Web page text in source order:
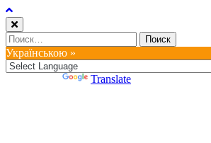
Найти:
Українською »
Translate